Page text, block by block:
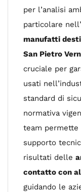
per l’analisi
particolare
manufatti
San Pietro
cruciale per
usati
standard di
normativa
team permette
supporto
risultati delle
contatto con
guidando le